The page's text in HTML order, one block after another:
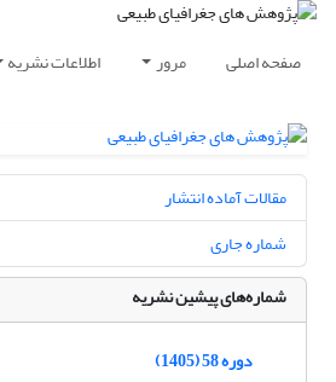
صفحه اصلی مرور اطلاعات نشریه
مقالات آماده انتشار
شماره جاری
شماره‌های پیشین نشریه
دوره 58 (1405)